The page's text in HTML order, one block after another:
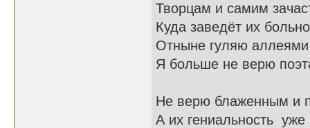
Творцам и самим
Куда заведёт их
Отныне гуляю
Я больше не верю
Не верю блаженным и
А их гениальность